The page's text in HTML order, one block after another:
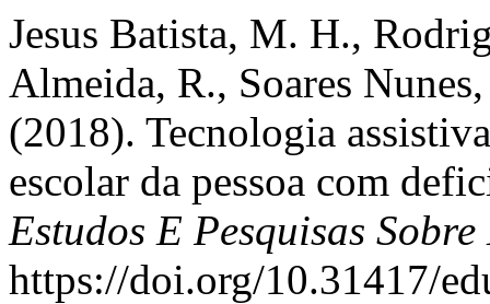
Jesus Batista, M. H.,
Almeida, R., Soares
(2018). Tecnologia
escolar da pessoa com
Estudos E Pesquisas
https://doi.org/10.31417/